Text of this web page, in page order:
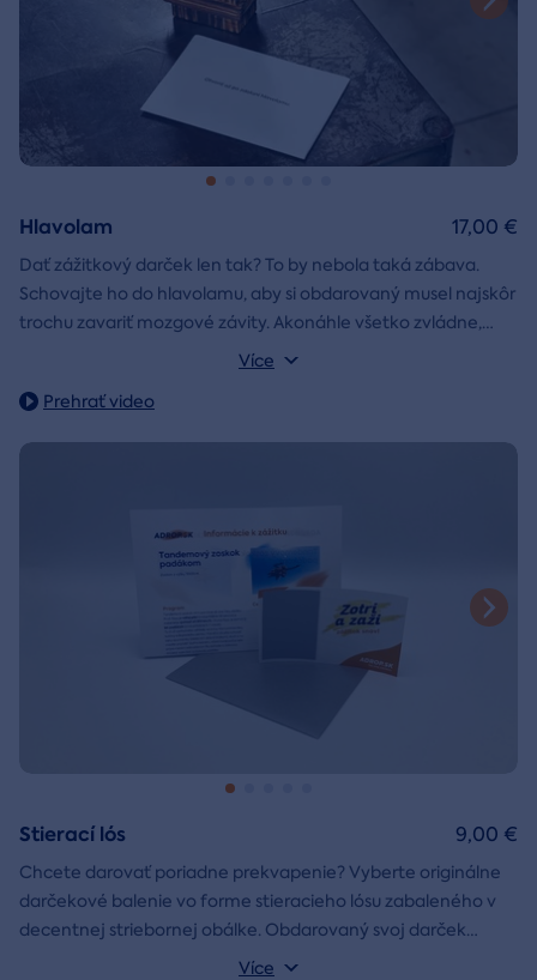
Hlavolam
Dať zážitkový darček len tak? To by nebola taká zábava.
Schovajte ho do hlavolamu, aby si obdarovaný musel najskôr
trochu zavariť mozgové závity. Akonáhle všetko zvládne,
objaví poukaz na zážitok i s vašim venováním.
Vonkajšie rozmery: 15,5 × 8,5 × 5 cm
Více
17,00 €
Prehrať video
Stierací lós
Chcete darovať poriadne prekvapenie? Vyberte originálne
darčekové balenie vo forme stieracieho lósu zabaleného v
decentnej striebornej obálke. Obdarovaný svoj darček
objaví až po chvíľke napätia počas stierania. Jedno je isté, u
Více
9,00 €